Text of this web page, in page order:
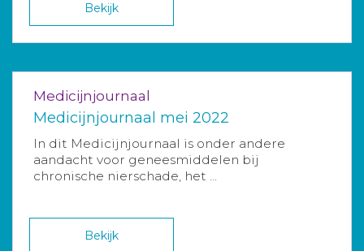
Bekijk
Medicijnjournaal
Medicijnjournaal mei 2022
In dit Medicijnjournaal is onder andere
aandacht voor geneesmiddelen bij
chronische nierschade, het ...
Bekijk